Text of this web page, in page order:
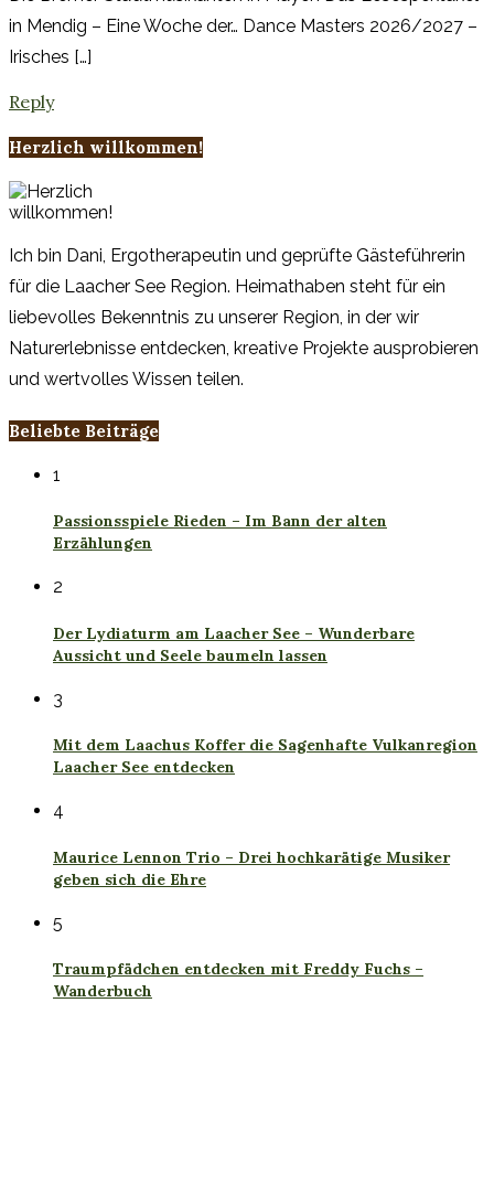
in Mendig – Eine Woche der… Dance Masters 2026/2027 –
Irisches […]
Reply
Herzlich willkommen!
Ich bin Dani, Ergotherapeutin und geprüfte Gästeführerin
für die Laacher See Region. Heimathaben steht für ein
liebevolles Bekenntnis zu unserer Region, in der wir
Naturerlebnisse entdecken, kreative Projekte ausprobieren
und wertvolles Wissen teilen.
Beliebte Beiträge
1
Passionsspiele Rieden – Im Bann der alten
Erzählungen
2
Der Lydiaturm am Laacher See – Wunderbare
Aussicht und Seele baumeln lassen
3
Mit dem Laachus Koffer die Sagenhafte Vulkanregion
Laacher See entdecken
4
Maurice Lennon Trio – Drei hochkarätige Musiker
geben sich die Ehre
5
Traumpfädchen entdecken mit Freddy Fuchs –
Wanderbuch